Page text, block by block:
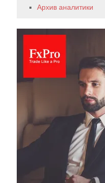
Архив аналитики